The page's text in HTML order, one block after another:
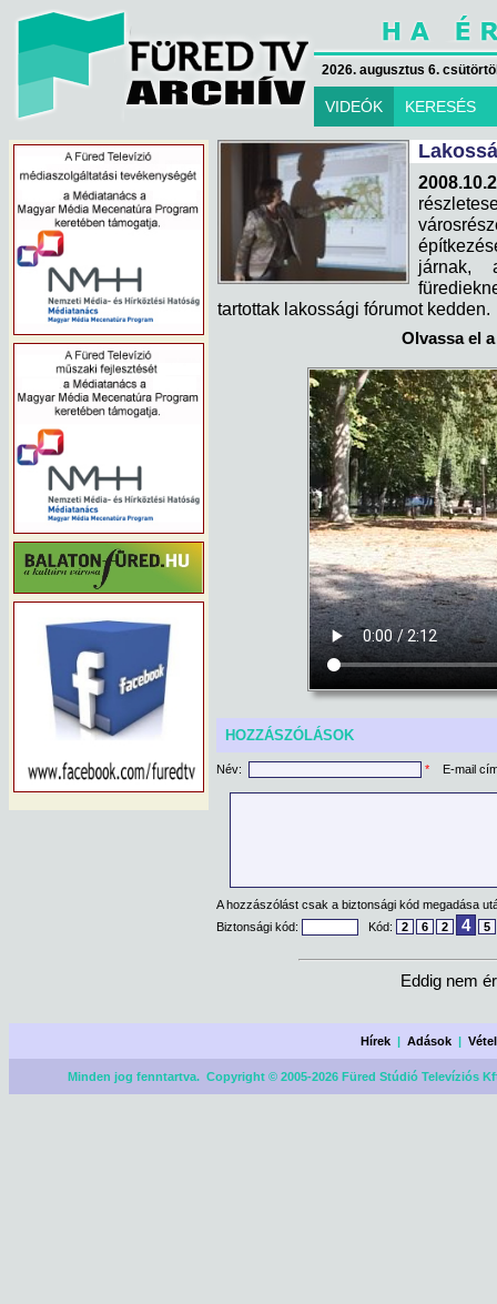
2026. augusztus 6.
VIDEÓK KERESÉS
járnak,
tartottak lakossági fórumot kedden.
Olvassa el
HOZZÁSZÓLÁSOK
Név: * E-mail
A hozzászólást csak a biztonsági kód megadása
Biztonsági kód:
Kód: 2 6 2 4 5
Eddig nem
Hírek |Adások |
Minden jog fenntartva. Copyright © 2005-2026 Füred Stúdió Televíziós